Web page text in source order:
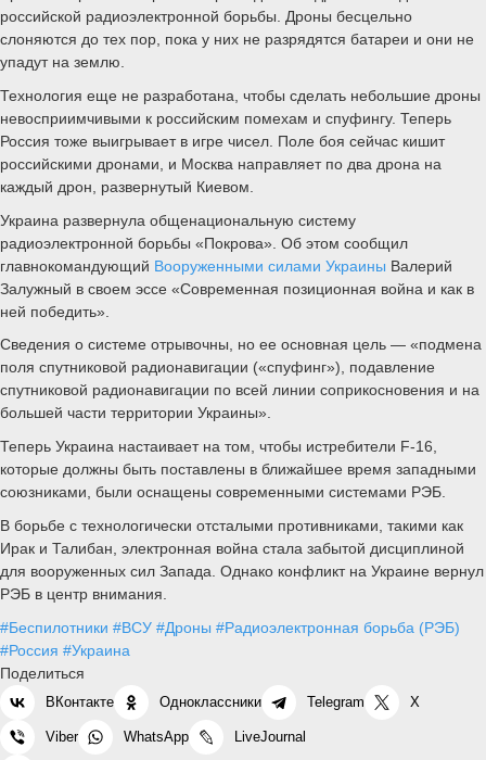
российской радиоэлектронной борьбы. Дроны бесцельно
слоняются до тех пор, пока у них не разрядятся батареи и они не
упадут на землю.
Технология еще не разработана, чтобы сделать небольшие дроны
невосприимчивыми к российским помехам и спуфингу. Теперь
Россия тоже выигрывает в игре чисел. Поле боя сейчас кишит
российскими дронами, и Москва направляет по два дрона на
каждый дрон, развернутый Киевом.
Украина развернула общенациональную систему
радиоэлектронной борьбы «Покрова». Об этом сообщил
главнокомандующий Вооруженными силами Украины Валерий
Залужный в своем эссе «Современная позиционная война и как в
ней победить».
Сведения о системе отрывочны, но ее основная цель — «подмена
поля спутниковой радионавигации («спуфинг»), подавление
спутниковой радионавигации по всей линии соприкосновения и на
большей части территории Украины».
Теперь Украина настаивает на том, чтобы истребители F-16,
которые должны быть поставлены в ближайшее время западными
союзниками, были оснащены современными системами РЭБ.
В борьбе с технологически отсталыми противниками, такими как
Ирак и Талибан, электронная война стала забытой дисциплиной
для вооруженных сил Запада. Однако конфликт на Украине вернул
РЭБ в центр внимания.
#Беспилотники #ВСУ #Дроны #Радиоэлектронная борьба (РЭБ)
#Россия #Украина
Поделиться
ВКонтакте Одноклассники Telegram X
Viber WhatsApp LiveJournal